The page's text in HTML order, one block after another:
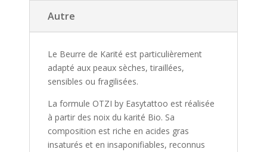
Autre
Le Beurre de Karité est particulièrement
adapté aux peaux sèches, tiraillées,
sensibles ou fragilisées.
La formule OTZI by Easytattoo est réalisée
à partir des noix du karité Bio. Sa
composition est riche en acides gras
insaturés et en insaponifiables, reconnus